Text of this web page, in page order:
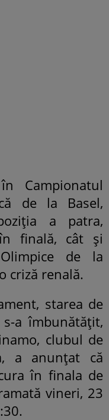
Campionatul
de la Basel,
a patra,
finală, cât și
de la
criză renală.
starea de
a îmbunătățit,
clubul de
a anunțat că
în finala de
vineri, 23